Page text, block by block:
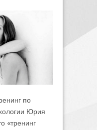
по
Юрия
«тренинг